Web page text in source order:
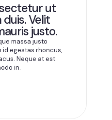
ut
Velit
justo.
massa justo
id egestas rhoncus,
Neque at est
in.